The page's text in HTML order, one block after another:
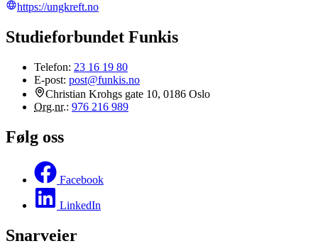
https://ungkreft.no
Studieforbundet Funkis
Telefon: 23 16 19 80
E-post: post@funkis.no
Christian Krohgs gate 10, 0186 Oslo
Org.nr.: 976 216 989
Følg oss
Facebook
LinkedIn
Snarveier